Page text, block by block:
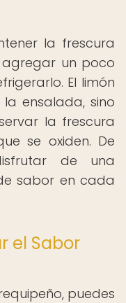
la frescura
agregar un poco
El limón
ensalada, sino
la frescura
se oxiden. De
de una
sabor en cada
el Sabor
puedes